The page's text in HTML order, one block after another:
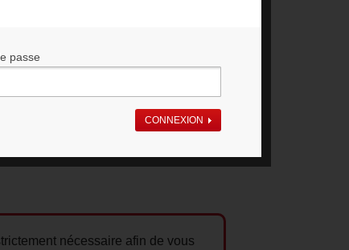
nécessaire afin de vous
passe
CONNEXION